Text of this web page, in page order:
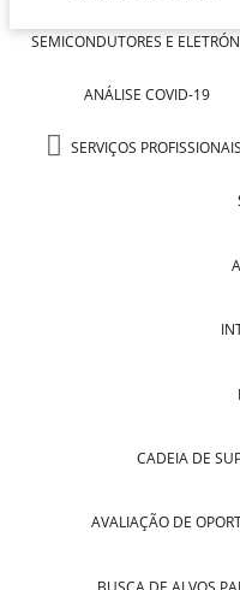
SEMICONDUTORES E
ANÁLISE COVID-19
SERVIÇOS PROFISSIONAIS
CADEIA DE
AVALIAÇÃO DE